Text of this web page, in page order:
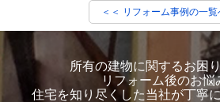
＜＜ リフォーム事例の一覧
所有の建物に関するお困
リフォーム後のお悩
住宅を知り尽くした当社が丁寧